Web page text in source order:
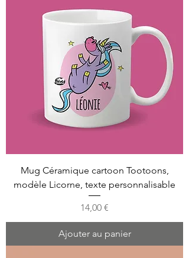
Mug Céramique cartoon Tootoons,
modèle Licorne, texte personnalisable
Prix
14,00 €
Ajouter au panier